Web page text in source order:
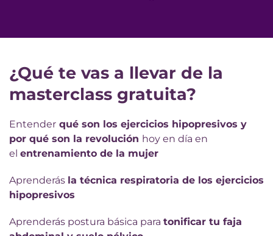
¿Qué te vas a llevar de la
masterclass gratuita?
Entender qué son los ejercicios hipopresivos y
por qué son la revolución hoy en día en
el entrenamiento de la mujer
Aprenderás la técnica respiratoria de los ejercicios
hipopresivos
Aprenderás postura básica para tonificar tu faja